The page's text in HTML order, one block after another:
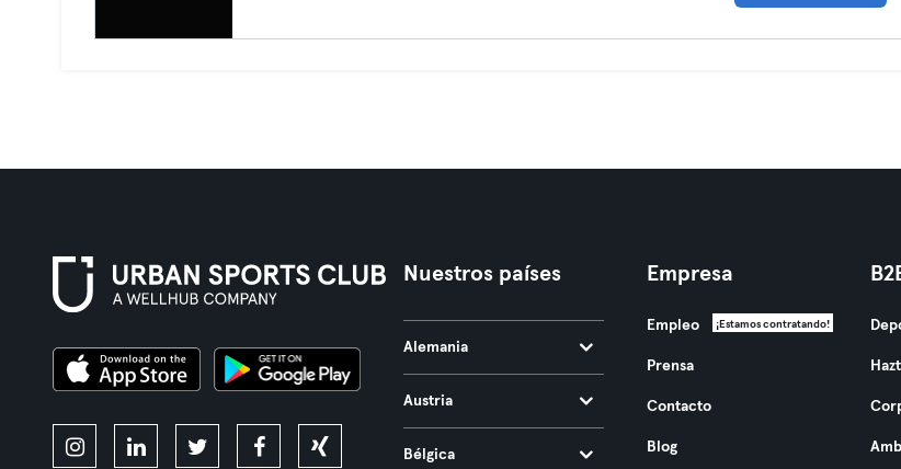
Nuestros países
Alemania
Austria
Bélgica
Empresa
Empleo ¡Estamos contratando!
Prensa
Contacto
Blog